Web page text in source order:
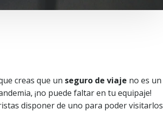
creas que un seguro de viaje no es un
¡no puede faltar en tu equipaje!
disponer de uno para poder visitarlos